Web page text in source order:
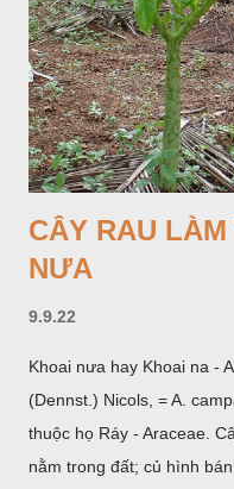
CÂY RAU
NƯA
9.9.22
Khoai nưa hay Khoai na -
(Dennst.) Nicols, = A.
thuộc họ Ráy - Araceae.
nằm trong đất; củ hình